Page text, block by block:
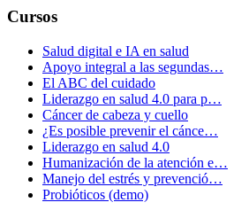
Cursos
Salud digital e IA en salud
Apoyo integral a las segundas…
El ABC del cuidado
Liderazgo en salud 4.0 para p…
Cáncer de cabeza y cuello
¿Es posible prevenir el cánce…
Liderazgo en salud 4.0
Humanización de la atención e…
Manejo del estrés y prevenció…
Probióticos (demo)